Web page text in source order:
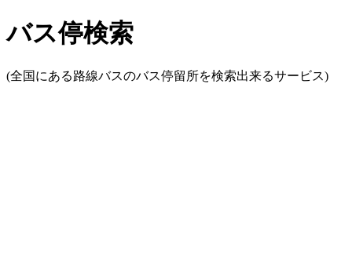
バス停検索
(全国にある路線バスのバス停留所を検索出来るサービス)